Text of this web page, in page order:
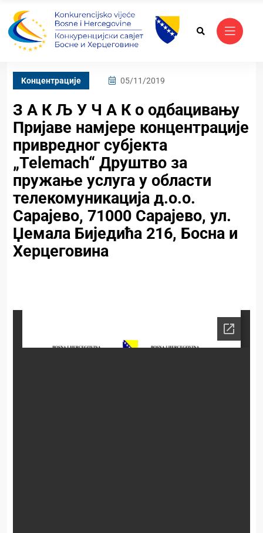
Kонцентрације 05/11/2019
З А К Љ У Ч А К о одбацивању
Пријаве намјере концентрације
привредног субјекта
„Telemach“ Друштво за
пружање услуга у области
телекомуникација д.о.о.
Сарајево, 71000 Сарајево, ул.
Џемала Биједића 216, Босна и
Херцеговина